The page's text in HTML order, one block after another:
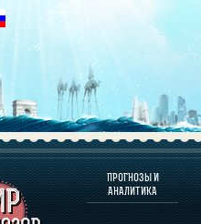
ПРОГНОЗЫ И
АНАЛИТИКА
ЧЕЛОВЕКА